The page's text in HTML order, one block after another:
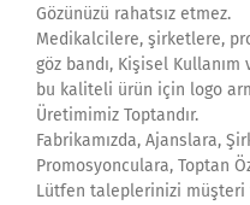
Gözünüzü rahatsız etmez.
Medikalcilere, şirketlere,
göz bandı, Kişisel
bu kaliteli ürün için logo
Üretimimiz Toptandır.
Fabrikamızda, Ajanslara,
Promosyonculara, Toptan
Lütfen taleplerinizi